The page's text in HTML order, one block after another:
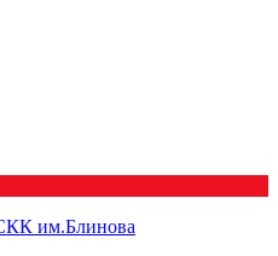
им.Блинова